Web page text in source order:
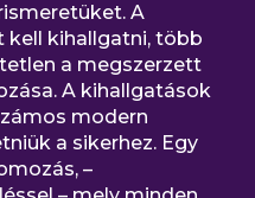
A
kell kihallgatni, több
a megszerzett
A kihallgatások
modern
a sikerhez. Egy
–